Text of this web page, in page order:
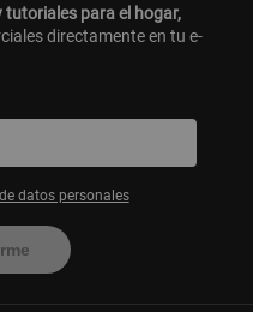
tutoriales para el hogar,
directamente en tu e-
datos personales